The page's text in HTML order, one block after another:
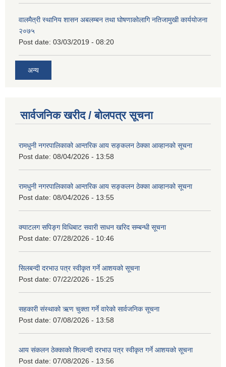
वालमैत्री स्थानिय शासन अबलम्बन तथा घोषणाकोलागि नतिजामुखी कार्ययोजना
२०७५
Post date: 03/03/2019 - 08:20
अन्य
सार्वजनिक खरीद / बोलपत्र सूचना
रामधुनी नगरपालिकाको आन्तरिक आय सङ्कलन ठेक्का आव्हानको सूचना
Post date: 08/04/2026 - 13:58
रामधुनी नगरपालिकाको आन्तरिक आय सङ्कलन ठेक्का आव्हानको सूचना
Post date: 08/04/2026 - 13:55
क्याटलग सपिङ्ग विधिबाट सवारी साधन खरिद सम्बन्धी सूचना
Post date: 07/28/2026 - 10:46
सिलबन्दी दरभाउ पत्र स्वीकृत गर्ने आशयको सूचना
Post date: 07/22/2026 - 15:25
सहकारी संस्थाको ऋण चुक्ता गर्ने वारेको सार्वजनिक सूचना
Post date: 07/08/2026 - 13:58
आय संकलन ठेक्काको शिल्वन्दी दरभाउ पत्र स्वीकृत गर्ने आशयको सूचना
Post date: 07/08/2026 - 13:56